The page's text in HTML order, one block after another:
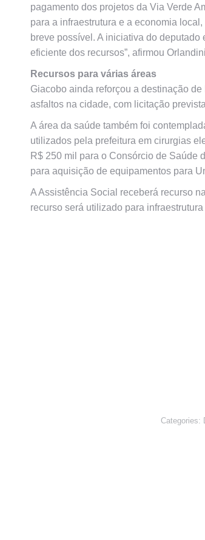
pagamento dos projetos da Via Verde
para a infraestrutura e a economia
breve possível. A iniciativa do
eficiente dos recursos”, afirmou
Recursos para várias áreas
Giacobo ainda reforçou a destinação
asfaltos na cidade, com licitação
A área da saúde também foi
utilizados pela prefeitura em cirurgias
R$ 250 mil para o Consórcio de Saúde
para aquisição de equipamentos para
A Assistência Social receberá recurso
recurso será utilizado para
Categories: